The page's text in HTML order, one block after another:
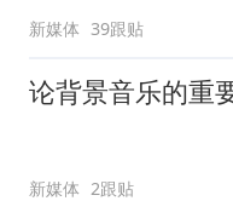
新媒体 39跟贴
论背景音乐的重
新媒体 2跟贴